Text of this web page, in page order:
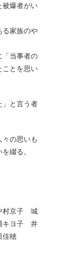
被爆者がい
る家族のや
「当事者の
ことを思い
」と言う者
の思いも
綴る。
村京子 城
キヨ子 井
穂